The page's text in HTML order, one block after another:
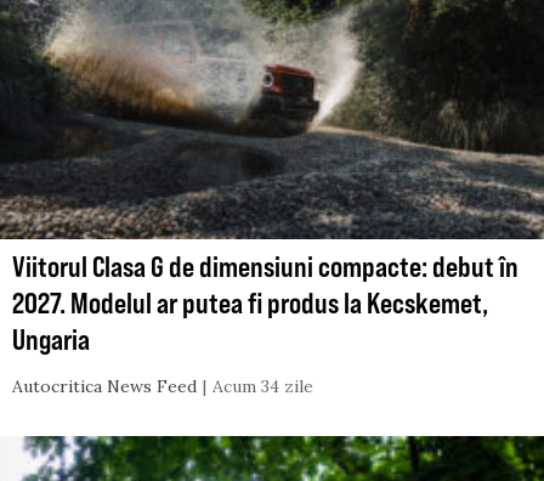
Viitorul Clasa G de dimensiuni compacte: debut în
2027. Modelul ar putea fi produs la Kecskemet,
Ungaria
Autocritica News Feed Acum 34 zile